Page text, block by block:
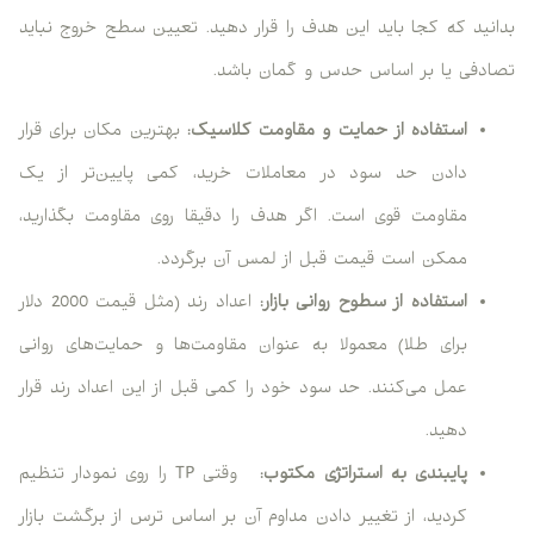
بدانید که کجا باید این هدف را قرار دهید. تعیین سطح خروج نباید
تصادفی یا بر اساس حدس و گمان باشد.
استفاده از حمایت و مقاومت کلاسیک: بهترین مکان برای قرار
دادن حد سود در معاملات خرید، کمی پایین‌تر از یک
مقاومت قوی است. اگر هدف را دقیقا روی مقاومت بگذارید،
ممکن است قیمت قبل از لمس آن برگردد.
استفاده از سطوح روانی بازار:
اعداد رند (مثل قیمت 2000 دلار
برای طلا) معمولا به عنوان مقاومت‌ها و حمایت‌های روانی
عمل می‌کنند. حد سود خود را کمی قبل از این اعداد رند قرار
دهید.
پایبندی به استراتژی مکتوب:
وقتی TP را روی نمودار تنظیم
کردید، از تغییر دادن مداوم آن بر اساس ترس از برگشت بازار